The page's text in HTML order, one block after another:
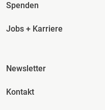
Spenden
Jobs + Karriere
Fusszeile Spalte 3
Newsletter
Kontakt